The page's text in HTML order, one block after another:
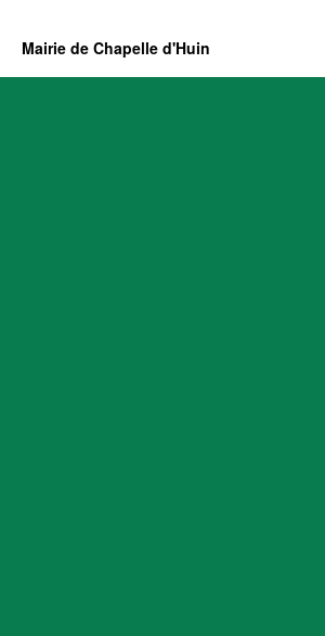
Mairie de Chapelle d'Huin